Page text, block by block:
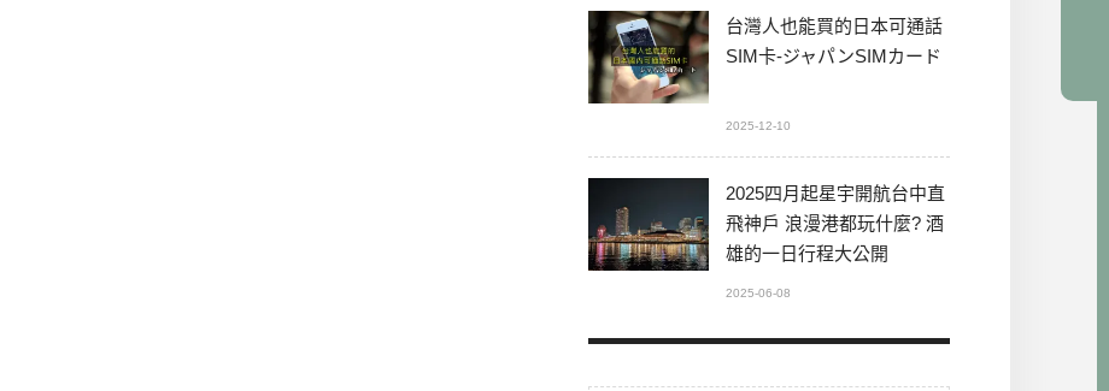
台灣人也能買的日本可通話
SIM卡-ジャパンSIMカード
2025-12-10
2025四月起星宇開航台中直
飛神戶 浪漫港都玩什麼? 酒
雄的一日行程大公開
2025-06-08